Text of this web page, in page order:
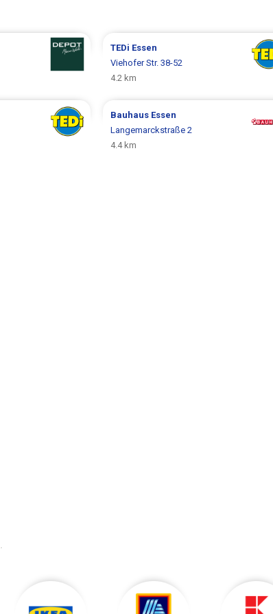
TEDi Essen
Viehofer Str. 38-52
4.2 km
Bauhaus Essen
Langemarckstraße 2
4.4 km
.